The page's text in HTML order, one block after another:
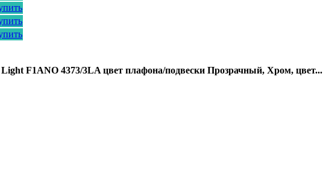
F1ANO 4373/3LA цвет плафона/подвески Прозрачный, Хром, цвет...